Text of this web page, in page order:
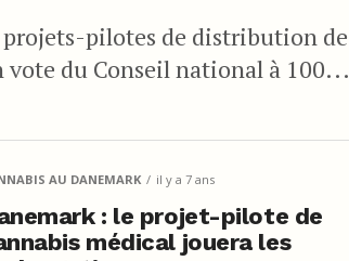
projets-pilotes de distribution de
vote du Conseil national à 100...
AU DANEMARK il y a 7 ans
: le projet-pilote de
médical jouera les